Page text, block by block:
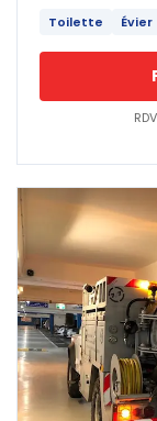
Toilette Évier